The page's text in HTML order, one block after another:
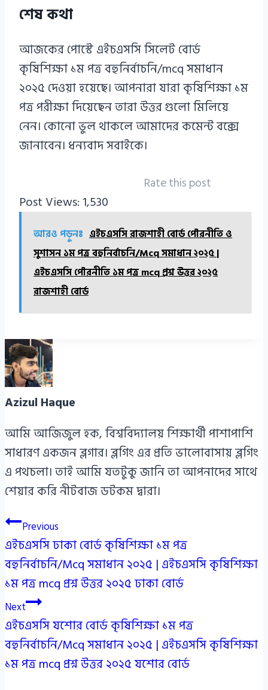
শেষ কথা
আজকের পোস্টে এইচএসসি সিলেট বোর্ড
কৃষিশিক্ষা ১ম পত্র বহুনির্বাচনি/mcq সমাধান
২০২৫ দেওয়া হয়েছে। আপনারা যারা কৃষিশিক্ষা ১ম
পত্র পরীক্ষা দিয়েছেন তারা উত্তর গুলো মিলিয়ে
নেন। কোনো ভুল থাকলে আমাদের কমেন্ট বক্সে
জানাবেন। ধন্যবাদ সবাইকে।
Rate this post
Post Views: 1,530
আরও পড়ুনঃ এইচএসসি রাজশাহী বোর্ড পৌরনীতি ও
সুশাসন ১ম পত্র বহুনির্বাচনি/Mcq সমাধান ২০২৫ |
এইচএসসি পৌরনীতি ১ম পত্র mcq প্রশ্ন উত্তর ২০২৫
রাজশাহী বোর্ড
Azizul Haque
আমি আজিজুল হক, বিশ্ববিদ্যালয় শিক্ষার্থী পাশাপাশি
সাধারণ একজন ব্লগার। ব্লগিং এর প্রতি ভালোবাসায় ব্লগিং
এ পথচলা। তাই আমি যতটুকু জানি তা আপনাদের সাথে
শেয়ার করি নীটবাজ ডটকম দ্বারা।
Post
navigation
Previous
এইচএসসি ঢাকা বোর্ড কৃষিশিক্ষা ১ম পত্র
বহুনির্বাচনি/Mcq সমাধান ২০২৫ | এইচএসসি কৃষিশিক্ষা
১ম পত্র mcq প্রশ্ন উত্তর ২০২৫ ঢাকা বোর্ড
Next
এইচএসসি যশোর বোর্ড কৃষিশিক্ষা ১ম পত্র
বহুনির্বাচনি/Mcq সমাধান ২০২৫ | এইচএসসি কৃষিশিক্ষা
১ম পত্র mcq প্রশ্ন উত্তর ২০২৫ যশোর বোর্ড